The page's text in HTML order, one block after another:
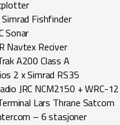
Fishfinder
Sonar
Navtex Reciver
A200 Class A
2 x Simrad RS35
JRC NCM2150 + WRC-12
Lars Thrane Satcom
– 6 stasjoner